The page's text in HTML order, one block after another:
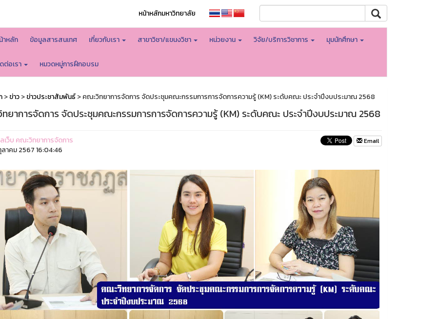
หน้าหลักมหาวิทยาลัย
าหลัก ข้อมูลสารสนเทศ เกี่ยวกับเรา สาขาวิชา/แขนงวิชา หน่วยงาน วิจัย/บริการวิชาการ มุมนักศึกษา
ต่อเรา หมวดหมู่การฝึกอบรม
>ข่าว>ข่าวประชาสัมพันธ์> คณะวิทยาการจัดการ จัดประชุมคณะกรรมการการจัดการความรู้ (KM) ระดับคณะ ประจำปีงบประมาณ 2568
ยาการจัดการ จัดประชุมคณะกรรมการการจัดการความรู้ (KM) ระดับคณะ ประจำปีงบประมาณ 2568
ว็บ คณะวิทยาการจัดการ
าคม 2567 16:04:46
Email